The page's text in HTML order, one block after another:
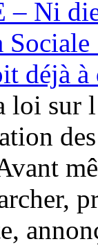
déjà à
loi sur